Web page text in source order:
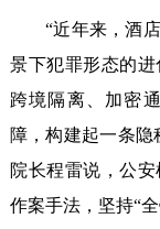
“近年来，酒
景下犯罪形态的
跨境隔离、加密
障，构建起一条隐
院长程雷说，公
作案手法，坚持“